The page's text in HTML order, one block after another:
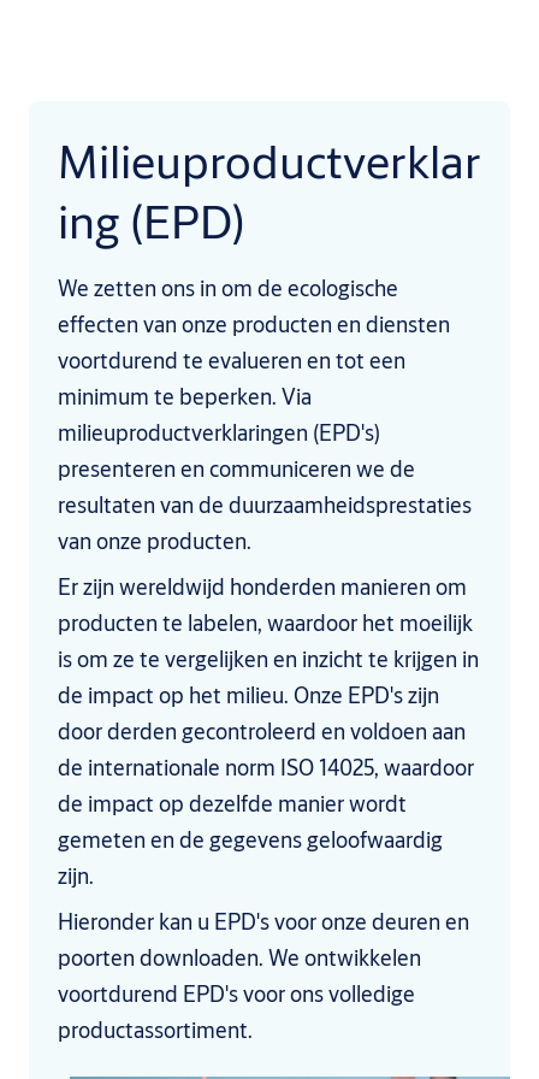
Milieuproductverklar
ing (EPD)
We zetten ons in om de ecologische
effecten van onze producten en diensten
voortdurend te evalueren en tot een
minimum te beperken. Via
milieuproductverklaringen (EPD's)
presenteren en communiceren we de
resultaten van de duurzaamheidsprestaties
van onze producten.
Er zijn wereldwijd honderden manieren om
producten te labelen, waardoor het moeilijk
is om ze te vergelijken en inzicht te krijgen in
de impact op het milieu. Onze EPD's zijn
door derden gecontroleerd en voldoen aan
de internationale norm ISO 14025, waardoor
de impact op dezelfde manier wordt
gemeten en de gegevens geloofwaardig
zijn.
Hieronder kan u EPD's voor onze deuren en
poorten downloaden. We ontwikkelen
voortdurend EPD's voor ons volledige
productassortiment.